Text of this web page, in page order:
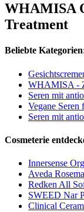
WHAMISA
Treatment
Beliebte
WHAMISA -
Seren mit
Vegane
Seren mit
Cosmeterie
Innersense
Aveda
Redken All
SWEED Nar
Clinical